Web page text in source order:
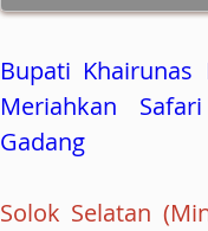
Bupati Khairunas
Meriahkan
Gadang
Solok Selatan